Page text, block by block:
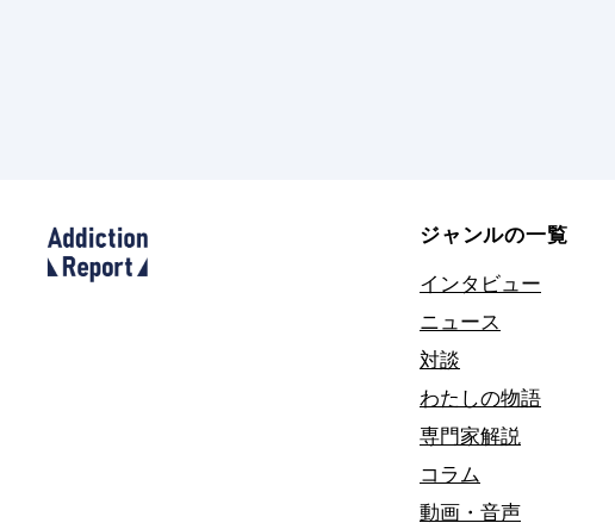
ジャンルの一覧
インタビュー
ニュース
対談
わたしの物語
専門家解説
コラム
動画・音声